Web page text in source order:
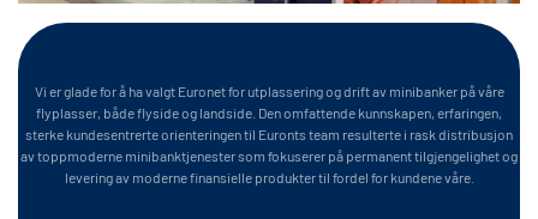
Vi er glade for å ha valgt Euronet for utplassering og drift av minibanker på våre
flyplasser, både flyside og landside. Den omfattende kunnskapen, erfaringen,
sterke kundesentrerte orienteringen til Euronts team resulterte i rask distribusjon
av toppmoderne minibanktjenester som fokuserer på permanent tilgjengelighet og
levering av moderne finansielle produkter til fordel for kundene våre.